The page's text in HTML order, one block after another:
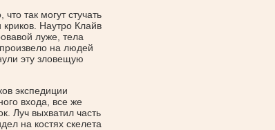
так могут стучать
Наутро Клайв
луже, тела
на людей
эту зловещую
экспедиции
входа, все же
Луч выхватил часть
на костях скелета